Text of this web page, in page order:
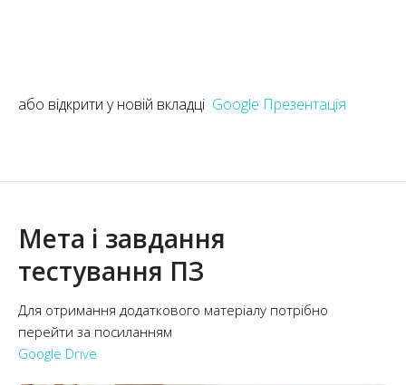
або відкрити у новій вкладці Google Презентація
Мета і завдання
тестування ПЗ
Для отримання додаткового матеріалу потрібно
перейти за посиланням
Google Drive